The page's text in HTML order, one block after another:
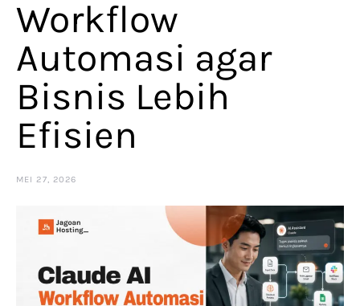
Workflow
Automasi agar
Bisnis Lebih
Efisien
MEI 27, 2026